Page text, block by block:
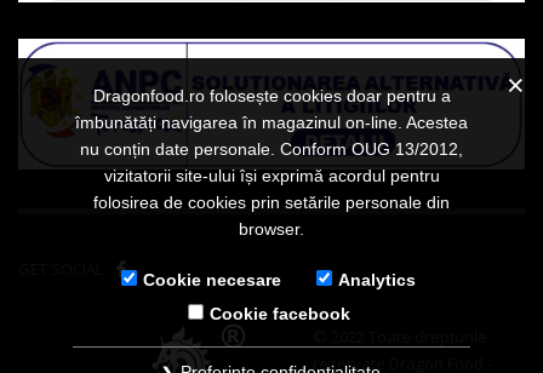
rezervate Dragon Food -
Dragonfood.ro folosește cookies doar pentru a
îmbunătăți navigarea în magazinul on-line. Acestea
nu conțin date personale. Conform OUG 13/2012,
vizitatorii site-ului își exprimă acordul pentru
folosirea de cookies prin setările personale din
browser.
Cookie necesare
Analytics
Cookie facebook